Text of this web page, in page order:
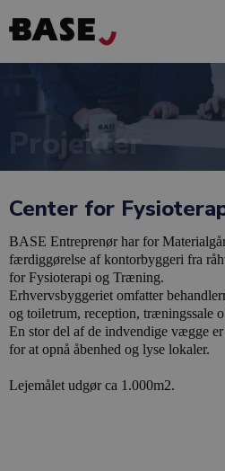
Projekter
Center for
BASE Entreprenør har for
færdiggørelse af kontorbyggeri fra
for Fysioterapi og Træning.
Erhvervsbyggeriet omfatter
og toiletrum, reception, træningssale
En stor del af de indvendige vægge
for at opnå åbenhed og lyse lokaler.
Lejemålet udgør ca 1.000m2.